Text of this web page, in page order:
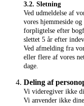
3.2. Sletning
Ved udmeldelse af
vores hjemmeside og
forpligtelse efter
slettet 5 år efter
Ved afmelding fra
eller flere af vores
dage.
Deling af
Vi videregiver ikke
Vi anvender ikke